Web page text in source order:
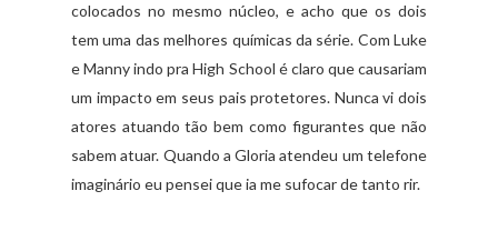
colocados no mesmo núcleo, e acho que os dois
tem uma das melhores químicas da série. Com Luke
e Manny indo pra High School é claro que causariam
um impacto em seus pais protetores. Nunca vi dois
atores atuando tão bem como figurantes que não
sabem atuar. Quando a Gloria atendeu um telefone
imaginário eu pensei que ia me sufocar de tanto rir.